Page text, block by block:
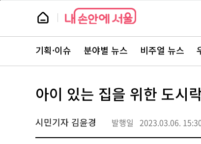
본
뉴
스
뉴
스
주
서
바
로
기획·이슈 분야별 뉴스 비주얼 뉴스
아이 있는 집을 위한 도시
시민기자 김윤경 발행일 2023.03.06.
페